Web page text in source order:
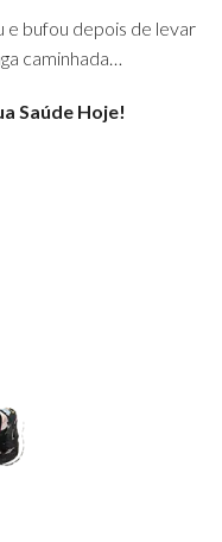
e bufou depois de levar
caminhada…
Saúde Hoje!